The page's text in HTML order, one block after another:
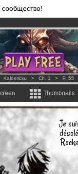
& mangas!.
per month !Get membership
Kaldericku > Ch. 1 > P. 55
Thumbnails
Je
Rocks